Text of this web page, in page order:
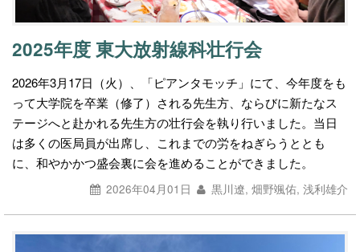
2025年度 東大放射線科壮行会
2026年3月17日（火）、「ピアンタモッチ」にて、今年度をも
って大学院を卒業（修了）される先生方、ならびに新たなス
テージへと赴かれる先生方の壮行会を執り行いました。当日
は多くの医局員が出席し、これまでの労をねぎらうととも
に、和やかかつ盛会裏に会を進めることができました。
2026年04月01日 黒川遼, 畑野颯佑, 浅利雄介